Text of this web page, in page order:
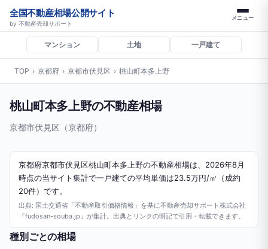
全国不動産相場公開サイト
by 不動産売却サポート
メニュー
マンション 土地 一戸建て
TOP › 京都府 › 京都市伏見区 › 桃山町本多上野
桃山町本多上野の不動産相場
京都市伏見区（京都府）
京都府京都市伏見区桃山町本多上野の不動産相場は、2026年8月
時点の当サイト集計で一戸建ての平均単価は23.5万円/㎡（成約
20件）です。
出典: 国土交通省「不動産取引価格情報」を基に不動産売却サポート株式会社
『fudosan-souba.jp』が集計。出典とリンクの明記で引用・転載できます。
種別ごとの相場